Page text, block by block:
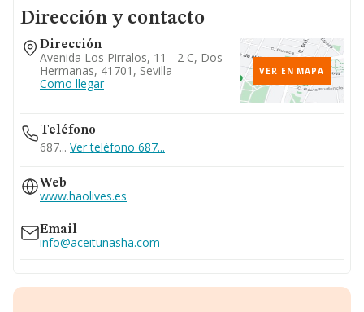
Dirección y contacto
Dirección
Avenida Los Pirralos, 11 - 2 C, Dos
Hermanas, 41701, Sevilla
Como llegar
VER EN MAPA
Teléfono
687... Ver teléfono 687...
Web
www.haolives.es
Email
info@aceitunasha.com